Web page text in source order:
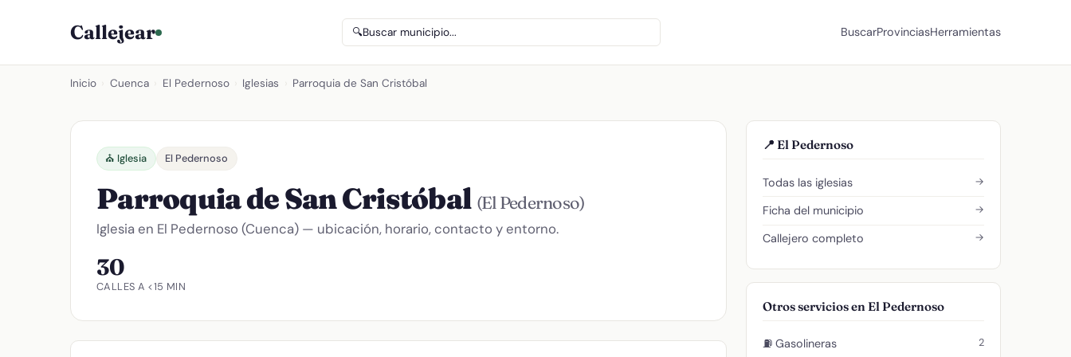
Callejear 🔍Buscar municipio... BuscarProvinciasHerramientas
Inicio Cuenca El Pedernoso Iglesias Parroquia de San Cristóbal
⛪ Iglesia El Pedernoso
Parroquia de San Cristóbal (El Pedernoso)
Iglesia en El Pedernoso (Cuenca) — ubicación, horario, contacto y entorno.
30
CALLES A <15 MIN
📍 El Pedernoso
Todas las iglesias →
Ficha del municipio →
Callejero completo →
Otros servicios en El Pedernoso
⛽ Gasolineras 2